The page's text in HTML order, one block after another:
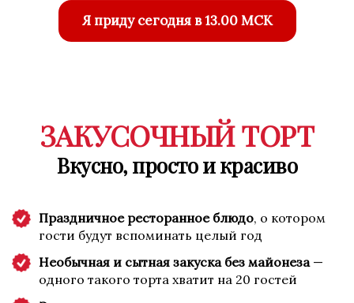
Я приду сегодня в 13.00 МСК
ЗАКУСОЧНЫЙ ТОРТ
Вкусно, просто и красиво
Праздничное ресторанное блюдо, о котором
гости будут вспоминать целый год
Необычная и сытная закуска без майонеза —
одного такого торта хватит на 20 гостей